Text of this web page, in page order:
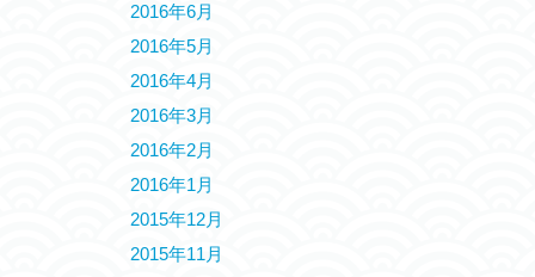
2016年6月
2016年5月
2016年4月
2016年3月
2016年2月
2016年1月
2015年12月
2015年11月